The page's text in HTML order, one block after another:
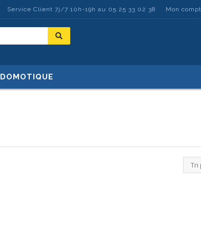
Service Client 7j/7 10h-19h au 05 25 33 02 38 Mon
DOMOTIQUE